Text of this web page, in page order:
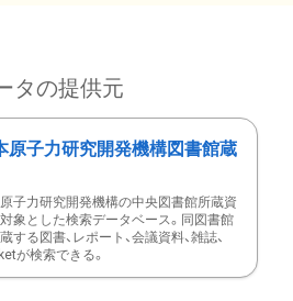
タの提供元
原子力研究開発機構図書館蔵
子力研究開発機構の中央図書館所蔵資
象とした検索データベース。同図書館
する図書、レポート、会議資料、雑誌、
が検索できる。